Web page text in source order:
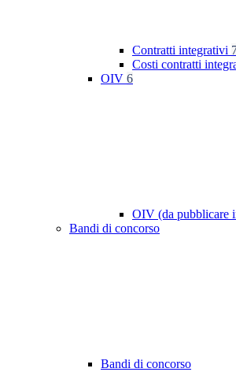
Contratti integrativi
Costi contratti
OIV 6
OIV (da pubblicare
Bandi di concorso
Bandi di concorso